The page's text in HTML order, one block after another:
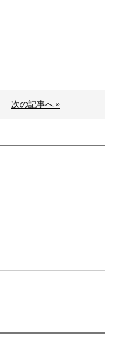
次の記事へ »